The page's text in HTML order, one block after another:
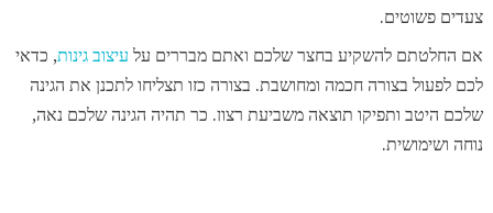
עיצובים לגינה
צעדים פשוטים.
אם החלטתם להשקיע בחצר שלכם ואתם מבררים על עיצוב גינות, כדאי
לכם לפעול בצורה חכמה ומחושבת. בצורה כזו תצליחו לתכנן את הגינה
שלכם היטב ותפיקו תוצאה משביעת רצון. כך תהיה הגינה שלכם נאה,
נוחה ושימושית.